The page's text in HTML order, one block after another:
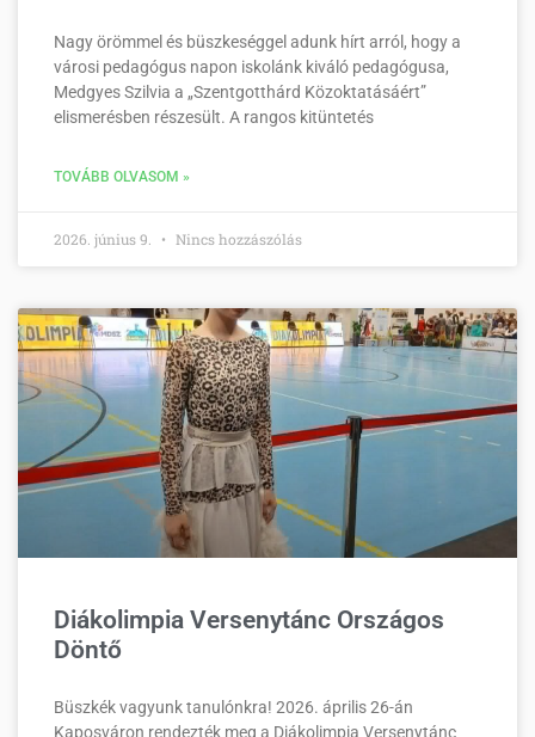
Nagy örömmel és büszkeséggel adunk hírt arról, hogy a
városi pedagógus napon iskolánk kiváló pedagógusa,
Medgyes Szilvia a „Szentgotthárd Közoktatásáért”
elismerésben részesült. A rangos kitüntetés
TOVÁBB OLVASOM »
2026. június 9. Nincs hozzászólás
Diákolimpia Versenytánc Országos
Döntő
Büszkék vagyunk tanulónkra! 2026. április 26-án
Kaposváron rendezték meg a Diákolimpia Versenytánc